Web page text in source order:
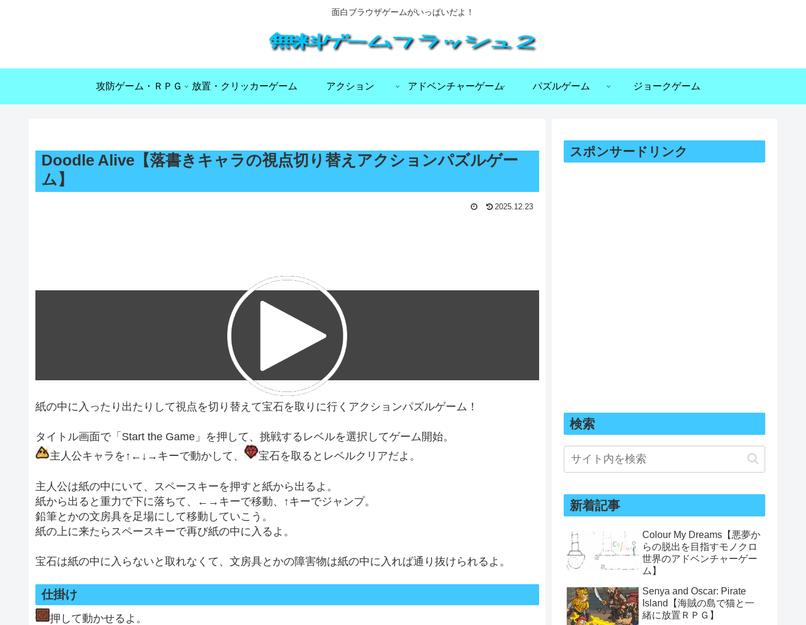
面白ブラウザゲームがいっぱいだよ！
攻防ゲーム・ＲＰＧ 放置・クリッカーゲーム アクション アドベンチャーゲーム パズルゲーム ジョークゲーム
Doodle Alive【落書きキャラの視点切り替えアクションパズルゲー
ム】
2025.12.23
紙の中に入ったり出たりして視点を切り替えて宝石を取りに行くアクションパズルゲーム！
タイトル画面で「Start the Game」を押して、挑戦するレベルを選択してゲーム開始。
主人公キャラを↑←↓→キーで動かして、
宝石を取るとレベルクリアだよ。
主人公は紙の中にいて、スペースキーを押すと紙から出るよ。
紙から出ると重力で下に落ちて、←→キーで移動、↑キーでジャンプ。
鉛筆とかの文房具を足場にして移動していこう。
紙の上に来たらスペースキーで再び紙の中に入るよ。
宝石は紙の中に入らないと取れなくて、文房具とかの障害物は紙の中に入れば通り抜けられるよ。
仕掛け
押して動かせるよ。
スポンサードリンク
検索
新着記事
Colour My Dreams【悪夢か
らの脱出を目指すモノクロ
世界のアドベンチャーゲー
ム】
Senya and Oscar: Pirate
Island【海賊の島で猫と一
緒に放置ＲＰＧ】